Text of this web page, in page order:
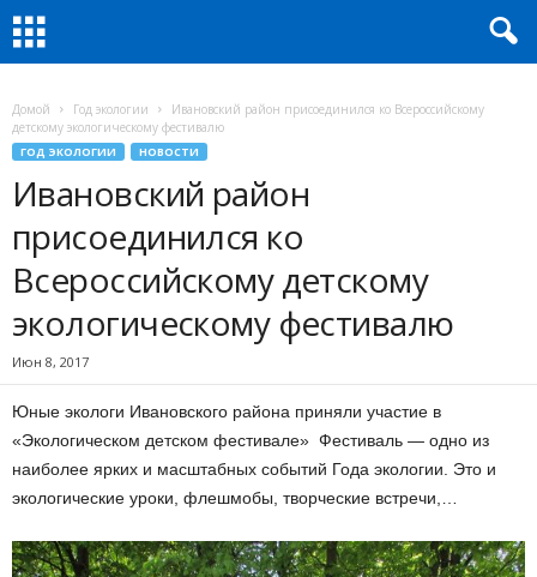
Домой Год экологии
Ивановский район присоединился ко Всероссийскому
детскому экологическому фестивалю
ГОД ЭКОЛОГИИ НОВОСТИ
Ивановский район
присоединился ко
Всероссийскому детскому
экологическому фестивалю
Июн 8, 2017
Юные экологи Ивановского района приняли участие в
«Экологическом детском фестивале» Фестиваль — одно из
наиболее ярких и масштабных событий Года экологии. Это и
экологические уроки, флешмобы, творческие встречи,…